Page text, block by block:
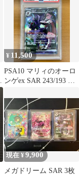
¥ 11,500
PSA10 マリィのオーロ
ンゲex SAR 243/193 ポ
ケカ ポケモン
現在 ¥9,900
メガドリーム SAR 3枚